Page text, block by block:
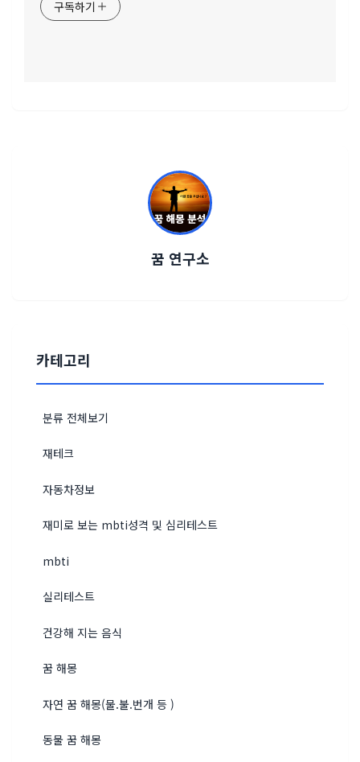
구독하기
꿈 연구소
카테고리
분류 전체보기
재테크
자동차정보
재미로 보는 mbti성격 및 심리테스트
mbti
실리테스트
건강해 지는 음식
꿈 해몽
자연 꿈 해몽(물.불.번개 등 )
동물 꿈 해몽